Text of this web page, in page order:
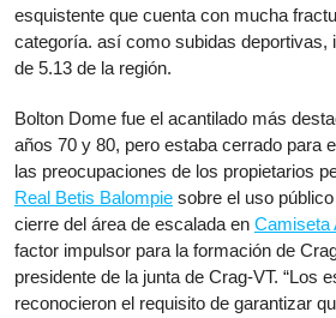
de
2018
esquistente que cuenta con mucha
categoría. así como subidas deportivas,
de 5.13 de la región.
Bolton Dome fue el acantilado más
años 70 y 80, pero estaba cerrado para
las preocupaciones de los propietarios
Real Betis Balompie sobre el uso
cierre del área de escalada en Camiseta
factor impulsor para la formación de
presidente de la junta de Crag-VT. “Los
reconocieron el requisito de garantizar